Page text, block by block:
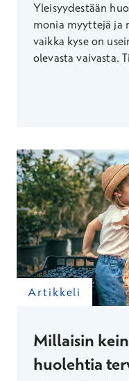
Yleisyydestään
monia myyttejä ja
vaikka kyse on
olevasta vaivasta.
ennaltaehkäistä
Artikkeli
Millaisin
huolehtia